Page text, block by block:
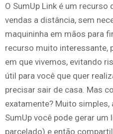
O SumUp Link é um
vendas a distância, sem
maquininha em mãos para
recurso muito interessante,
em que vivemos, evitando
útil para você que quer
precisar sair de casa. Mas
exatamente? Muito
SumUp você pode gerar um
parcelado) e então